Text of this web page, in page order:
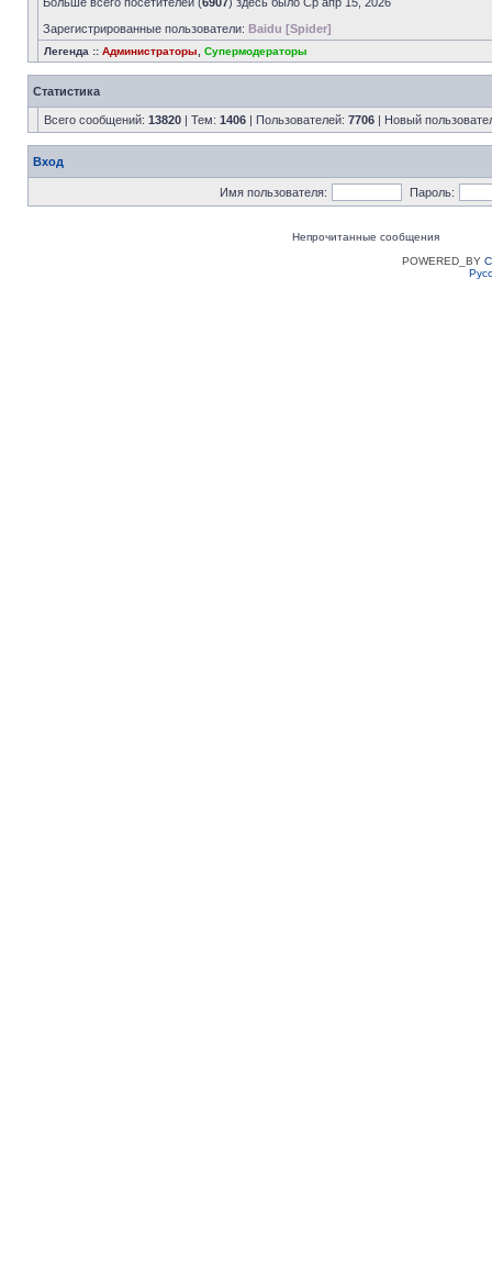
Зарегистрированные пользователи: Baidu [Spider]
Легенда :: Администраторы Супермодераторы
Статистика
Всего сообщений: 13820 | Тем: 1406 | Пользователей: 7706 | Новый
Вход
Имя пользователя: Пароль:
Непрочитанные сообщения
POWERED_BY